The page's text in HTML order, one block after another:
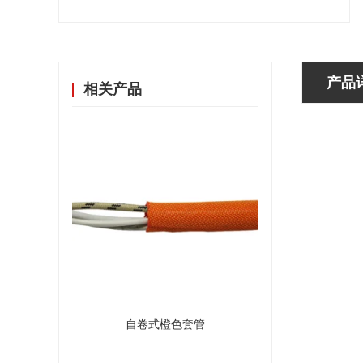
相关产品
自卷式橙色套管
产品